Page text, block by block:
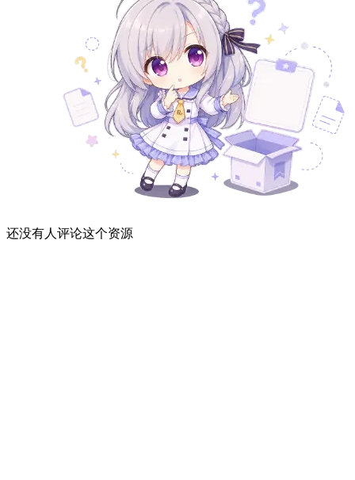
还没有人评论这个资源